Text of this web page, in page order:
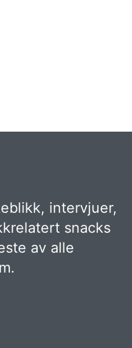
intervjuer,
snacks
av alle